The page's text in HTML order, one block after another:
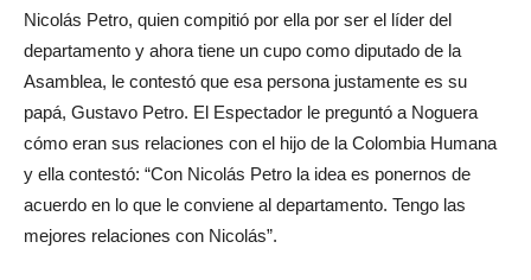
Nicolás Petro, quien compitió por ella por ser el líder del
departamento y ahora tiene un cupo como diputado de la
Asamblea, le contestó que esa persona justamente es su
papá, Gustavo Petro. El Espectador le preguntó a Noguera
cómo eran sus relaciones con el hijo de la Colombia Humana
y ella contestó: “Con Nicolás Petro la idea es ponernos de
acuerdo en lo que le conviene al departamento. Tengo las
mejores relaciones con Nicolás”.